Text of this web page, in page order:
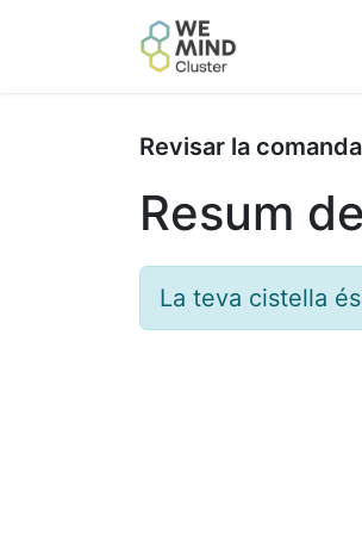
Revisar la comanda
Resum
La teva cistella